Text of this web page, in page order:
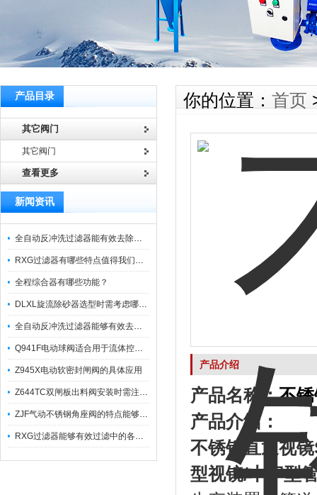
产品目录
其它阀门
其它阀门
查看更多
新闻资讯
全自动反冲洗过滤器能有效去除过滤介质上的杂质
RXG过滤器有哪些特点值得我们选择？
全程综合器有哪些功能？
DLXL旋流除砂器选型时需考虑哪些因素？
全自动反冲洗过滤器能够有效去除不同粒径的固体杂
Q941F电动球阀适合用于流体控制需要迅速反应的场合
Z945X电动软密封闸阀的具体应用
Z644TC双闸板出料阀安装时需注意哪些事项？
ZJF气动不锈钢角座阀的特点能够稳定地控制介质流量
RXG过滤器能够有效过滤中的各种杂质
你的位置： 首页
产品介绍
产品名称：不
产品介绍：
不锈钢直通视镜
型视镜/十字型